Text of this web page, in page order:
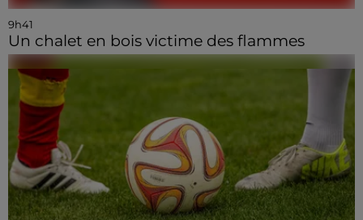
9h41
Un chalet en bois victime des flammes